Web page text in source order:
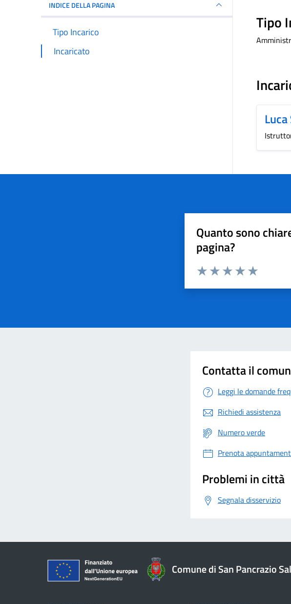
INDICE DELLA PAGINA
Tipo Incarico
Incaricato
Tipo
Quanto sono
pagina?
Contatta il
Leggi le domande
Richiedi assistenza
Numero verde
Prenota
Problemi in città
Segnala disservizio
Comune di San Pancrazio